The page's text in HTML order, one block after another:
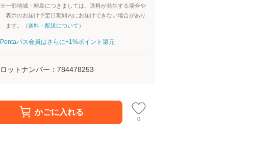
※一部地域・離島につきましては、送料が発生する場合や
表示のお届け予定日期間内にお届けできない場合があり
ます。（送料・配送について ）
Pontaパス会員はさらに+1%ポイント還元
ロットナンバー： 784478253
かごに入れる
0